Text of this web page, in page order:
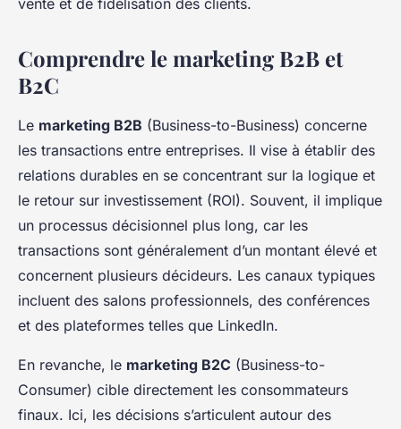
Comprendre le marketing B2B et
B2C
Le marketing B2B (Business-to-Business) concerne
les transactions entre entreprises. Il vise à établir des
relations durables en se concentrant sur la logique et
le retour sur investissement (ROI). Souvent, il implique
un processus décisionnel plus long, car les
transactions sont généralement d’un montant élevé et
concernent plusieurs décideurs. Les canaux typiques
incluent des salons professionnels, des conférences
et des plateformes telles que LinkedIn.
En revanche, le marketing B2C (Business-to-
Consumer) cible directement les consommateurs
finaux. Ici, les décisions s’articulent autour des